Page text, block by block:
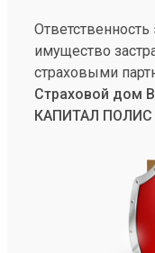
имущество
страховыми
Страховой дом
КАПИТАЛ ПОЛИС